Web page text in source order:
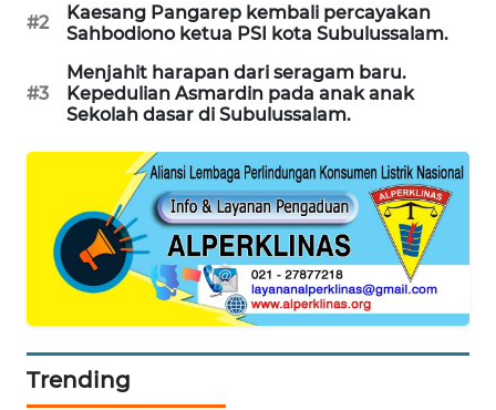
#2
Kaesang Pangarep kembali percayakan
Sahbodiono ketua PSI kota Subulussalam.
#3
Menjahit harapan dari seragam baru.
Kepedulian Asmardin pada anak anak
Sekolah dasar di Subulussalam.
Trending
JURNAL
HUMBANG
GARONGGANG
NEWS
FISUELRI
ID
ENERGI
NEWS